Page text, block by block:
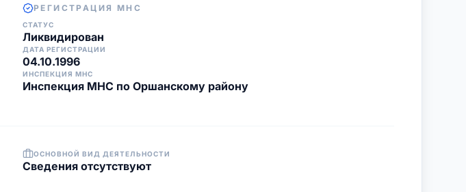
РЕГИСТРАЦИЯ МНС
СТАТУС
Ликвидирован
ДАТА РЕГИСТРАЦИИ
04.10.1996
ИНСПЕКЦИЯ МНС
Инспекция МНС по Оршанскому району
ОСНОВНОЙ ВИД ДЕЯТЕЛЬНОСТИ
Cведения отсутствуют